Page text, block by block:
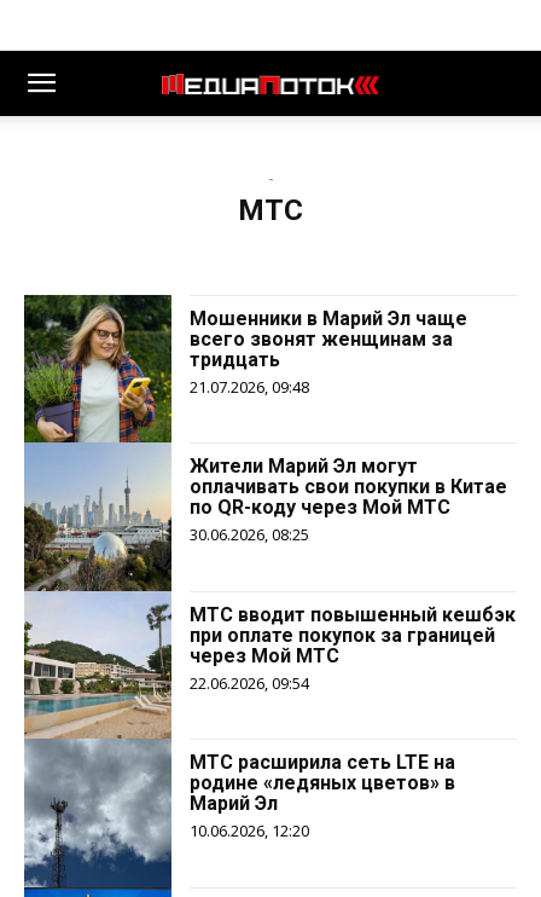
-
МТС
Мошенники в Марий Эл чаще
всего звонят женщинам за
тридцать
21.07.2026, 09:48
Жители Марий Эл могут
оплачивать свои покупки в Китае
по QR-коду через Мой МТС
30.06.2026, 08:25
МТС вводит повышенный кешбэк
при оплате покупок за границей
через Мой МТС
22.06.2026, 09:54
МТС расширила сеть LTE на
родине «ледяных цветов» в
Марий Эл
10.06.2026, 12:20